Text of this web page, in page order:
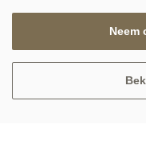
Neem